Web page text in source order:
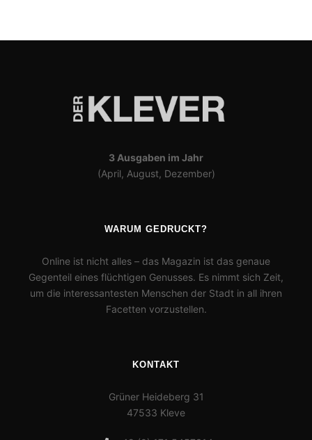
3 Ausgaben im Jahr
(April, August, Dezember)
WARUM GEDRUCKT?
Online ist nicht alles – das Magazin ist das genaue
Gegenteil eines flüchtigen Genusses. Es nimmt sich Zeit,
um die interessantesten Menschen der Stadt in all ihren
Facetten vorzustellen.
KONTAKT
Grüner Heideberg 31
47533 Kleve